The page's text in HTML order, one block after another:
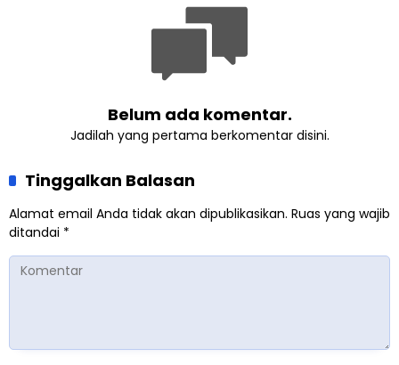
Belum ada komentar.
Jadilah yang pertama berkomentar disini.
Tinggalkan Balasan
Alamat email Anda tidak akan dipublikasikan. Ruas yang wajib
ditandai *